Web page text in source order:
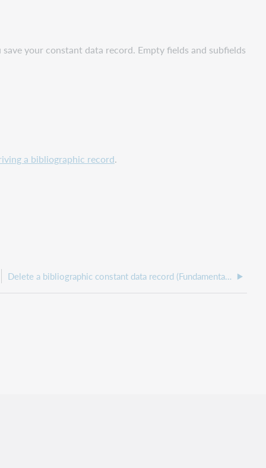
your constant data record. Empty fields and subfields
a bibliographic record.
Delete a bibliographic constant data record (Fundamentals)